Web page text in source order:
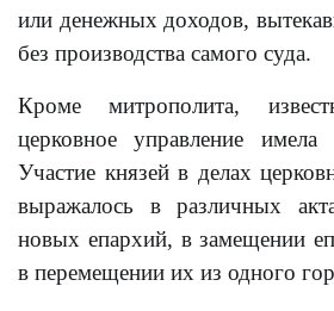
или денежных доходов,
без производства самого суда.
Кроме митрополита,
церковное управление имела
Участие князей в делах
выражалось в различных
новых епархий, в замещении
в перемещении их из одного